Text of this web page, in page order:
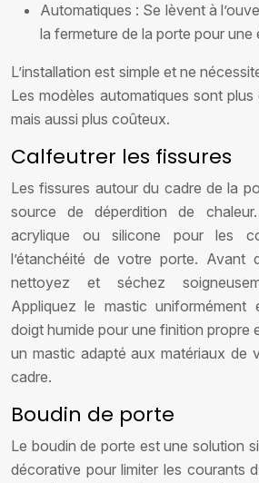
Automatiques : Se lèvent à
la fermeture de la porte pour une
L’installation est simple et ne
Les modèles automatiques sont
mais aussi plus coûteux.
Calfeutrer les fissures
Les fissures autour du cadre de la
source de déperdition de
acrylique ou silicone pour les
l’étanchéité de votre porte. Avant
nettoyez et séchez
Appliquez le mastic
doigt humide pour une finition propre
un mastic adapté aux matériaux de
cadre.
Boudin de porte
Le boudin de porte est une solution
décorative pour limiter les courants